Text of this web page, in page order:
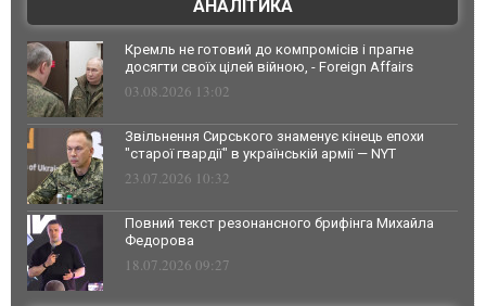
АНАЛІТИКА
Кремль не готовий до компромісів і прагне
досягти своїх цілей війною, - Foreign Affairs
03.08.2026 13:02
Звільнення Сирського знаменує кінець епохи
"старої гвардії" в українській армії — NYT
23.07.2026 10:32
Повний текст резонансного брифінга Михайла
Федорова
18.07.2026 09:27